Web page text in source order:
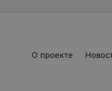
О проекте